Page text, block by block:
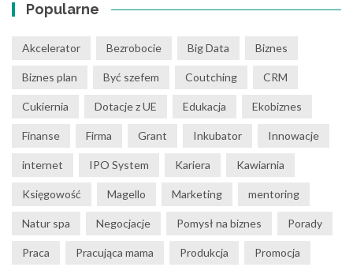
Popularne
Akcelerator Bezrobocie Big Data Biznes
Biznes plan Być szefem Coutching CRM
Cukiernia Dotacje z UE Edukacja Ekobiznes
Finanse Firma Grant Inkubator Innowacje
internet IPO System Kariera Kawiarnia
Księgowość Magello Marketing mentoring
Natur spa Negocjacje Pomysł na biznes Porady
Praca Pracująca mama Produkcja Promocja